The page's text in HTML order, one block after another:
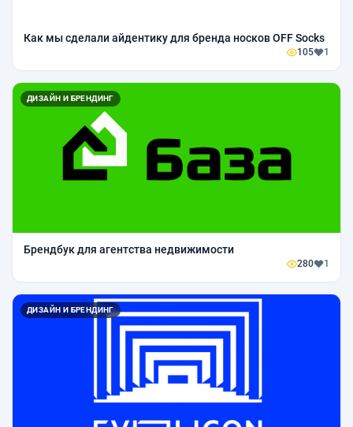
Как мы сделали айдентику для бренда носков OFF Socks
105 1
ДИЗАЙН И БРЕНДИНГ
Брендбук для агентства недвижимости
280 1
ДИЗАЙН И БРЕНДИНГ